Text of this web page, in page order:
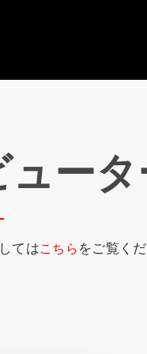
ータ
てはこちら をご覧くだ